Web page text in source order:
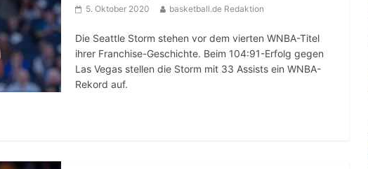
5. Oktober 2020 basketball.de Redaktion
Die Seattle Storm stehen vor dem vierten WNBA-Titel
ihrer Franchise-Geschichte. Beim 104:91-Erfolg gegen
Las Vegas stellen die Storm mit 33 Assists ein WNBA-
Rekord auf.